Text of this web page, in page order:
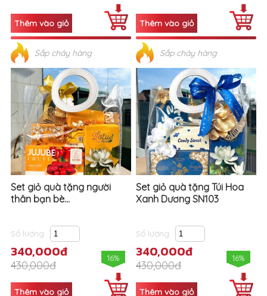
Sắp cháy hàng Sắp cháy hàng
Set giỏ quà tặng người
thân bạn bè...
Số lượng
340,000đ
430,000đ
16%
Set giỏ quà tặng Túi Hoa
Xanh Dương SN103
Số lượng
340,000đ
430,000đ
16%